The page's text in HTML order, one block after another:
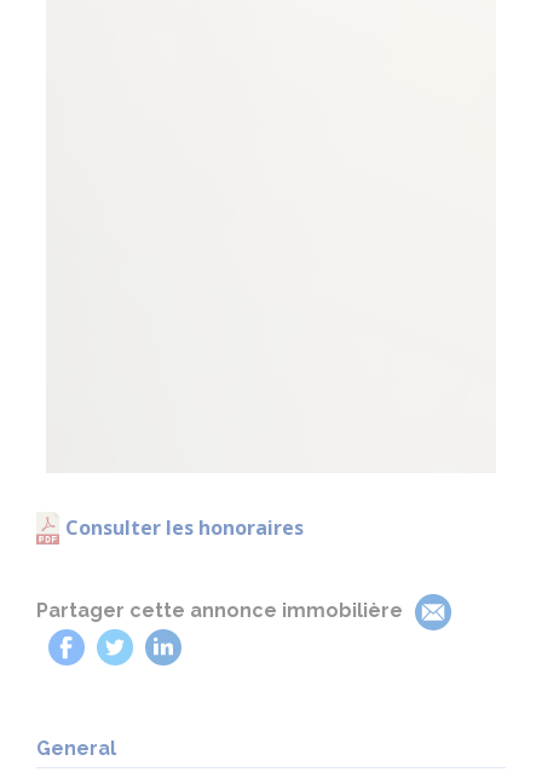
- Salle de bains familiale
- Deux grandes chambres, dont une suite parentale
avec salle de bains privative et dressing
DEUXIÈME ÉTAGE
Consulter les honoraires
Partager cette annonce immobilière
General